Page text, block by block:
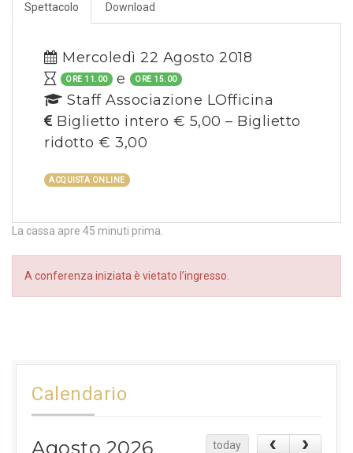
Spettacolo Download
Mercoledì 22 Agosto 2018
ORE 11.00 e ORE 15.00
Staff Associazione LOfficina
Biglietto intero € 5,00 – Biglietto
ridotto € 3,00
ACQUISTA ONLINE
La cassa apre 45 minuti prima.
A conferenza iniziata è vietato l’ingresso.
Calendario
Agosto 2026 today